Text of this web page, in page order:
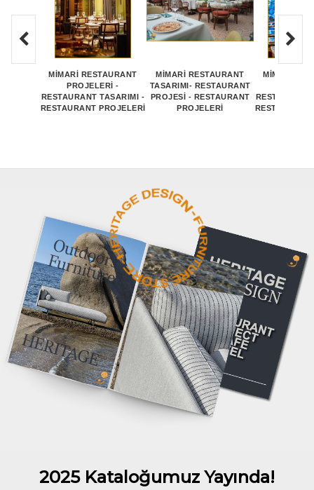
MİMARİ RESTAURANT
PROJELERİ -
RESTAURANT TASARIMI -
RESTAURANT PROJELERİ
MİMARİ RESTAURANT
TASARIMI- RESTAURANT
PROJESİ - RESTAURANT
PROJELERİ
MİMARİ
RESTAURANT
2025 Kataloğumuz Yayında!